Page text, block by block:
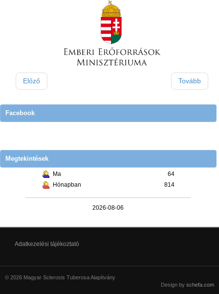
Előző Tovább
Facebook
Megtekintések
Ma
64
Hónapban
814
2026-08-06
Adatkezelési tájékoztató
© 2026 Magyar Sclerosis Tuberosa Alapítvány
Design by schefa.com